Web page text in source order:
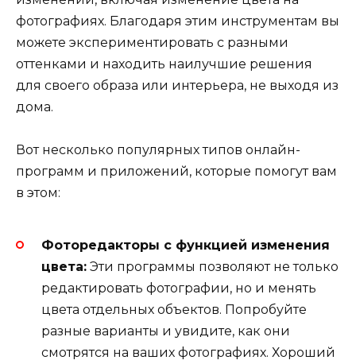
фотографиях. Благодаря этим инструментам вы
можете экспериментировать с разными
оттенками и находить наилучшие решения
для своего образа или интерьера, не выходя из
дома.
Вот несколько популярных типов онлайн-
программ и приложений, которые помогут вам
в этом:
Фоторедакторы с функцией изменения
цвета: Эти программы позволяют не только
редактировать фотографии, но и менять
цвета отдельных объектов. Попробуйте
разные варианты и увидите, как они
смотрятся на ваших фотографиях. Хороший